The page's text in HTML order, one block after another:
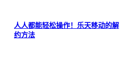
人人都能轻松操作！乐天移动的解
约方法